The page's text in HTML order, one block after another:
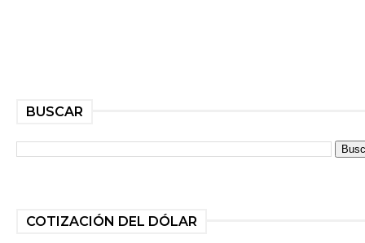
BUSCAR
COTIZACIÓN DEL DÓLAR